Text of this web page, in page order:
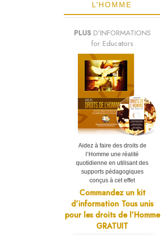
L’HOMME
PLUS D’INFORMATIONS
for Educators
Aidez à faire des droits de
l’Homme une réalité
quotidienne en utilisant des
supports pédagogiques
conçus à cet effet
Commandez un kit
d’information Tous unis
pour les droits de l’Homme
GRATUIT